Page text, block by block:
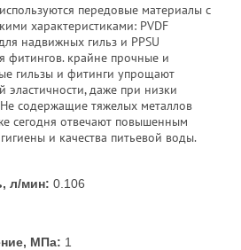
передовые материалы с
характеристиками: PVDF
надвижных гильз и PPSU
фитингов. крайне прочные и
гильзы и фитинги упрощают
эластичности, даже при низки
содержащие тяжелых металлов
сегодня отвечают повышенным
и качества питьевой воды.
л/мин: 0.106
МПа: 1